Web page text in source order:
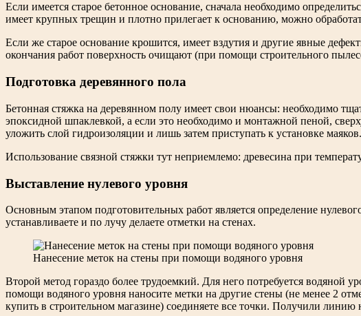
Если имеется старое бетонное основание, сначала необходимо
имеет крупных трещин и плотно прилегает к основанию, можно
Если же старое основание крошится, имеет вздутия и другие явные
окончания работ поверхность очищают (при помощи строительного
Подготовка деревянного пола
Бетонная стяжка на деревянном полу имеет свои нюансы: необходимо
эпоксидной шпаклевкой, а если это необходимо и монтажной пеной,
уложить слой гидроизоляции и лишь затем приступать к установке маяков.
Использование связной стяжки тут неприемлемо: древесина при
Выставление нулевого уровня
Основным этапом подготовительных работ является определение
устанавливаете и по лучу делаете отметки на стенах.
Нанесение меток на стены при помощи водяного уровня
Второй метод гораздо более трудоемкий. Для него потребуется
помощи водяного уровня наносите метки на другие стены (не менее 2
купить в строительном магазине) соединяете все точки. Получили